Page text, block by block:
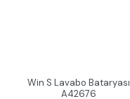
Win S Lavabo Bataryası
A42676